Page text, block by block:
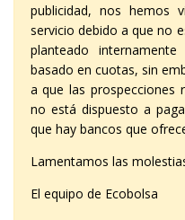
publicidad, nos hemos
servicio debido a que no
planteado
basado en cuotas, sin
a que las prospecciones
no está dispuesto a
que hay bancos que
Lamentamos las
El equipo de Ecobolsa